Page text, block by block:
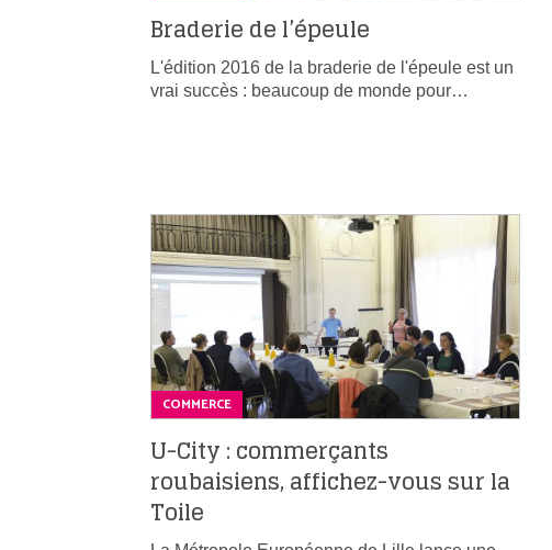
Braderie de l’épeule
L'édition 2016 de la braderie de l'épeule est un
vrai succès : beaucoup de monde pour…
COMMERCE
U-City : commerçants
roubaisiens, affichez-vous sur la
Toile